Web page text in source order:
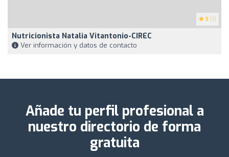
5 (1)
Nutricionista Natalia Vitantonio-CIREC
Ver información y datos de contacto
Añade tu perfil profesional a
nuestro directorio de forma
gratuita